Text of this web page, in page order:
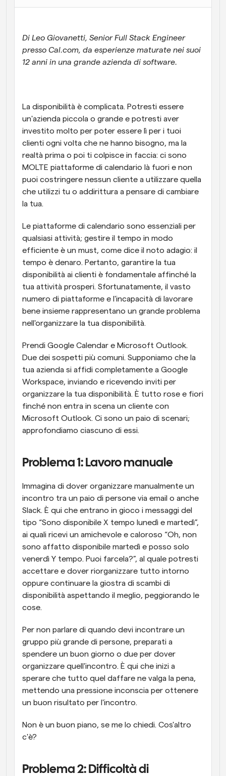
Programmazione potenziata con chiamate
Blog
Rimani aggiornato con le ultime notizie e aggiornamenti
Link di Gruppo Dinamico
Prenota senza sforzo riunioni con più persone
Webhook
Ricevi una notifica quando succede qualcosa
Di Leo Giovanetti, Senior Full Stack Engineer
presso Cal.com, da esperienze maturate nei suoi
12 anni in una grande azienda di software.
La disponibilità è complicata. Potresti essere
un'azienda piccola o grande e potresti aver
investito molto per poter essere lì per i tuoi
clienti ogni volta che ne hanno bisogno, ma la
realtà prima o poi ti colpisce in faccia: ci sono
MOLTE piattaforme di calendario là fuori e non
puoi costringere nessun cliente a utilizzare quella
che utilizzi tu o addirittura a pensare di cambiare
la tua.
Le piattaforme di calendario sono essenziali per
qualsiasi attività; gestire il tempo in modo
efficiente è un must, come dice il noto adagio: il
tempo è denaro. Pertanto, garantire la tua
disponibilità ai clienti è fondamentale affinché la
tua attività prosperi. Sfortunatamente, il vasto
numero di piattaforme e l'incapacità di lavorare
bene insieme rappresentano un grande problema
nell'organizzare la tua disponibilità.
Prendi Google Calendar e Microsoft Outlook.
Due dei sospetti più comuni. Supponiamo che la
tua azienda si affidi completamente a Google
Workspace, inviando e ricevendo inviti per
organizzare la tua disponibilità. È tutto rose e fiori
finché non entra in scena un cliente con
Microsoft Outlook. Ci sono un paio di scenari;
approfondiamo ciascuno di essi.
Problema 1: Lavoro manuale
Immagina di dover organizzare manualmente un
incontro tra un paio di persone via email o anche
Slack. È qui che entrano in gioco i messaggi del
tipo “Sono disponibile X tempo lunedì e martedì”,
ai quali ricevi un amichevole e caloroso “Oh, non
sono affatto disponibile martedì e posso solo
venerdì Y tempo. Puoi farcela?”, al quale potresti
accettare e dover riorganizzare tutto intorno
oppure continuare la giostra di scambi di
disponibilità aspettando il meglio, peggiorando le
cose.
Per non parlare di quando devi incontrare un
gruppo più grande di persone, preparati a
spendere un buon giorno o due per dover
organizzare quell'incontro. È qui che inizi a
sperare che tutto quel daffare ne valga la pena,
mettendo una pressione inconscia per ottenere
un buon risultato per l'incontro.
Non è un buon piano, se me lo chiedi. Cos'altro
c'è?
Problema 2: Difficoltà di